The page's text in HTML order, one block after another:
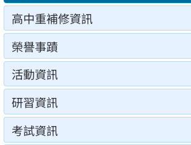
高中重補修資訊
榮譽事蹟
活動資訊
研習資訊
考試資訊